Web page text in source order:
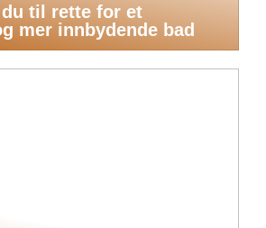
til rette for et
mer innbydende bad